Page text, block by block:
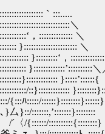
｀:::.....
＼
＼
＼
，::::::::::::::
＼
}:::::’::::::{
::::::}::::::::}::::::}
::::::::::{::::::::}